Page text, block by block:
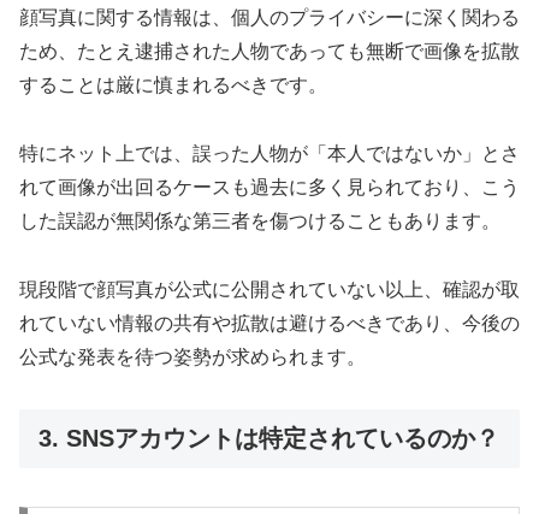
顔写真に関する情報は、個人のプライバシーに深く関わる
ため、たとえ逮捕された人物であっても無断で画像を拡散
することは厳に慎まれるべきです。
特にネット上では、誤った人物が「本人ではないか」とさ
れて画像が出回るケースも過去に多く見られており、こう
した誤認が無関係な第三者を傷つけることもあります。
現段階で顔写真が公式に公開されていない以上、確認が取
れていない情報の共有や拡散は避けるべきであり、今後の
公式な発表を待つ姿勢が求められます。
3. SNSアカウントは特定されているのか？